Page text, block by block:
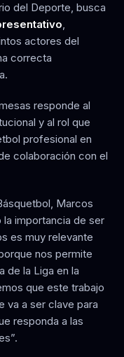
del Deporte, busca
,
actores del
correcta
responde al
y al rol que
profesional en
colaboración con el
Marcos
la importancia de ser
es muy relevante
nos permite
de la Liga en la
que este trabajo
va a ser clave para
responda a las